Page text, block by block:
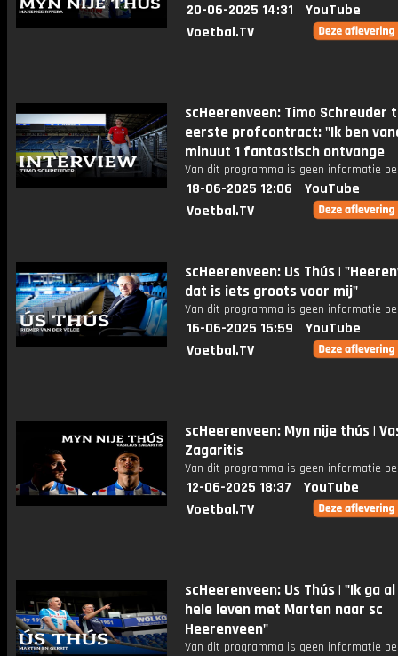
20-06-2025 14:31
YouTube
Voetbal.TV
scHeerenveen: Timo Schreuder
eerste profcontract: "Ik ben
minuut 1 fantastisch ontvange
Van dit programma is geen informatie
18-06-2025 12:06
YouTube
Voetbal.TV
scHeerenveen: Us Thús |
dat is iets groots voor mij"
Van dit programma is geen informatie
16-06-2025 15:59
YouTube
Voetbal.TV
scHeerenveen: Myn nije thús |
Zagaritis
Van dit programma is geen informatie
12-06-2025 18:37
YouTube
Voetbal.TV
scHeerenveen: Us Thús | "Ik ga
hele leven met Marten naar sc
Heerenveen"
Van dit programma is geen informatie